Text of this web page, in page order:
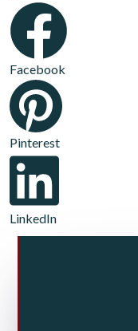
Facebook
Pinterest
LinkedIn